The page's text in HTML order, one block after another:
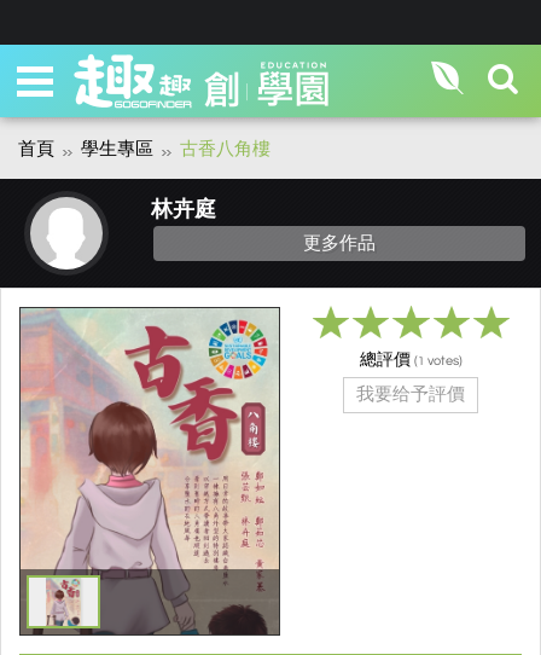
首頁 學生專區 古香八角樓
林卉庭
更多作品
總評價 (1 votes)
我要给予評價